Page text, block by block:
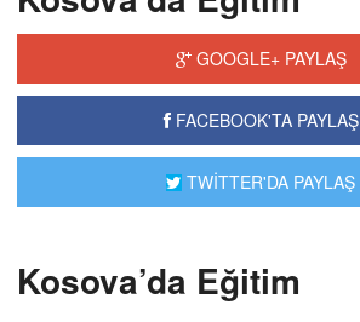
GOOGLE+ PAYLAŞ
FACEBOOK'TA PAYLAŞ
TWİTTER'DA PAYLAŞ
Kosova’da Eğitim